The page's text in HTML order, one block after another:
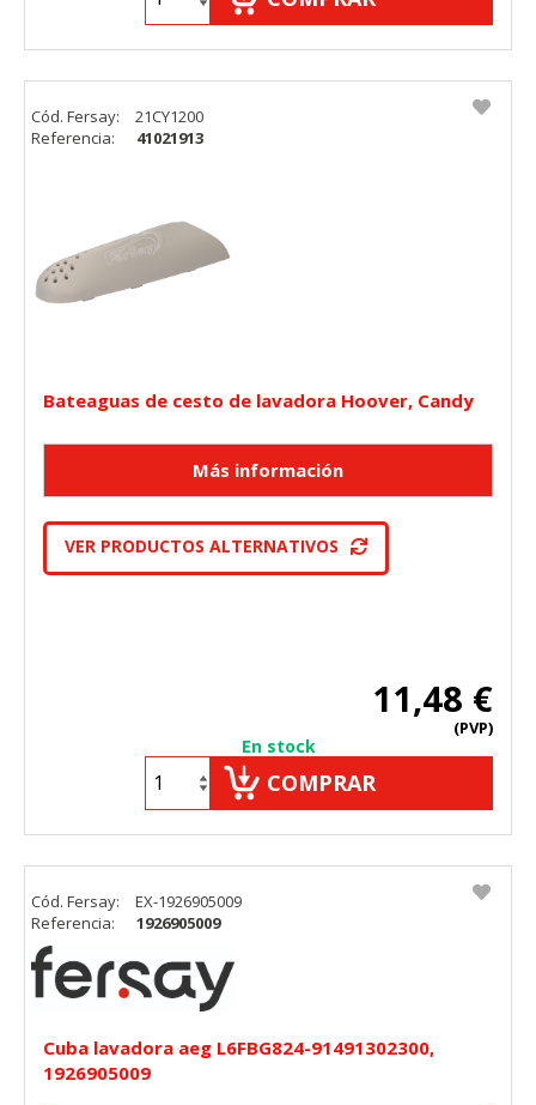
Bateaguas de cesto de lavadora Hoover, Candy
VER PRODUCTOS ALTERNATIVOS
11,48 €
(PVP)
En stock
COMPRAR
Cód. Fersay:
21CY1200
Referencia:
41021913
Cuba lavadora aeg L6FBG824-91491302300,
1926905009
Cód. Fersay:
EX-1926905009
Referencia:
1926905009